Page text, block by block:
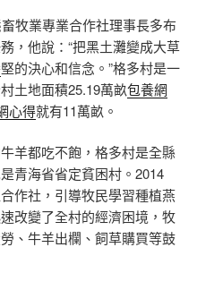
牧業專業合作社理事長多布
，他說：“把黑土灘變成大草
堅的決心和信念。”格多村是一
土地面積25.19萬畝包養網
心得就有11萬畝。
羊都吃不飽，格多村是全縣
青海省省定貧困村。2014
作社，引導牧民學習種植燕
改變了全村的經濟困境，牧
、牛羊出欄、飼草購買等鼓